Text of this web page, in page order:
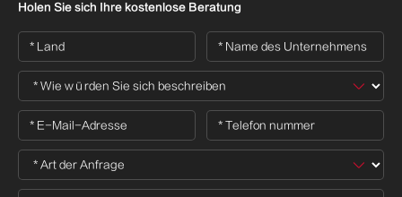
Holen Sie sich Ihre kostenlose Beratung